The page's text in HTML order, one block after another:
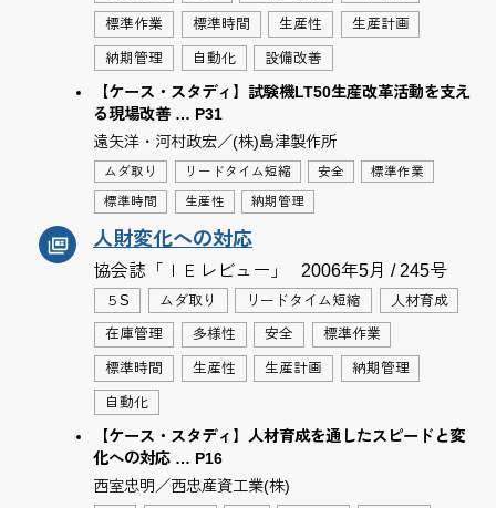
標準作業 標準時間 生産性 生産計画
納期管理 自動化 設備改善
【ケース・スタディ】試験機LT50生産改革活動を支え
る現場改善 … P31
遠矢洋・河村政宏／(株)島津製作所
ムダ取り リードタイム短縮 安全 標準作業
標準時間 生産性 納期管理
人財変化への対応
協会誌「ＩＥレビュー」 2006年5月 / 245号
５S ムダ取り リードタイム短縮 人材育成
在庫管理 多様性 安全 標準作業
標準時間 生産性 生産計画 納期管理
自動化
【ケース・スタディ】人材育成を通したスピードと変
化への対応 … P16
西室忠明／西忠産資工業(株)